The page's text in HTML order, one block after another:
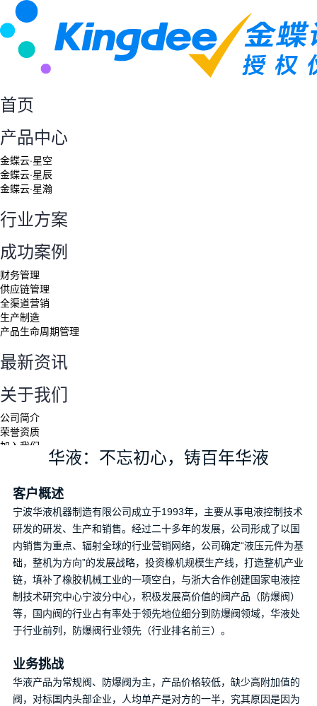
首页
产品中心
金蝶云·星空
金蝶云·星辰
金蝶云·星瀚
行业方案
成功案例
财务管理
供应链管理
全渠道营销
生产制造
产品生命周期管理
最新资讯
关于我们
公司简介
荣誉资质
加入我们
搜索
020-
8558 8155
申请体验
当前路径：首页> 成功案例 > 生产制造
华液：不忘初心，铸百年华液
客户概述
宁波华液机器制造有限公司成立于1993年，主要从事电液控制技术
研发的研发、生产和销售。经过二十多年的发展，公司形成了以国
内销售为重点、辐射全球的行业营销网络，公司确定“液压元件为基
础，整机为方向”的发展战略，投资橡机规模生产线，打造整机产业
链，填补了橡胶机械工业的一项空白，与浙大合作创建国家电液控
制技术研究中心宁波分中心，积极发展高价值的阀产品（防爆阀）
等，国内阀的行业占有率处于领先地位细分到防爆阀领域，华液处
于行业前列，防爆阀行业领先（行业排名前三）。
业务挑战
华液产品为常规阀、防爆阀为主，产品价格较低，缺少高附加值的
阀，对标国内头部企业，人均单产是对方的一半，究其原因是因为